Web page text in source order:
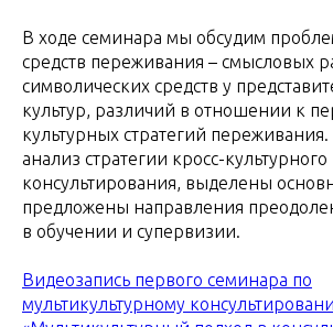
В ходе семинара мы обсудим
средств переживания – смысловых
символических средств у
культур, различий в отношении к
культурных стратегий
анализ стратегии кросс-культурного
консультирования, выделены
предложены направления
в обучении и супервизии.
Видеозапись первого семинара по
мультикультурному